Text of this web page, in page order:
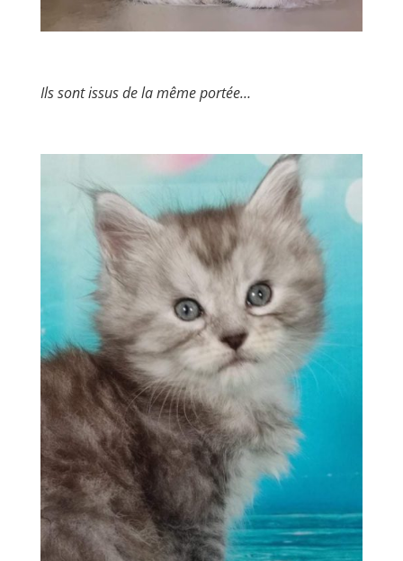
Ils sont issus de la même portée…